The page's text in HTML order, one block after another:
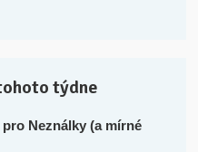
týdne
Neználky (a mírné